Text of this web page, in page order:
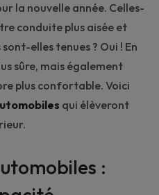
la nouvelle année. Celles-
conduite plus aisée et
elles tenues ? Oui ! En
sûre, mais également
plus confortable. Voici
qui élèveront
: